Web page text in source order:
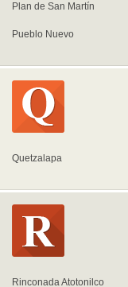
Plan de San Martín
Pueblo Nuevo
Quetzalapa
Rinconada Atotonilco